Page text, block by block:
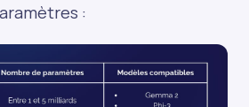
: